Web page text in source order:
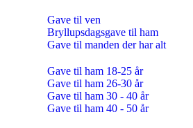
Gave til ven
Bryllupsdagsgave til ham
Gave til manden der har alt
Gave til ham 18-25 år
Gave til ham 26-30 år
Gave til ham 30 - 40 år
Gave til ham 40 - 50 år